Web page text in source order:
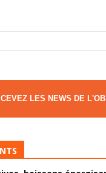
LES NEWS DE